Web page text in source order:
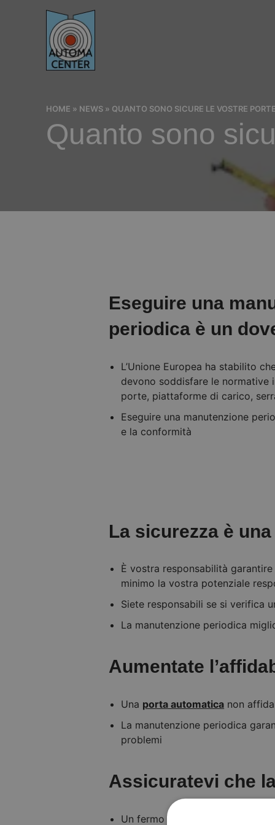
HOME » NEWS » QUANTO SONO SICURE LE VOSTRE
Quanto sono
Eseguire una
periodica è un
L’Unione Europea ha stabilito
devono soddisfare le normative
porte, piattaforme di carico,
Eseguire una manutenzione
e la conformità
La sicurezza è
È vostra responsabilità
minimo la vostra potenziale
Siete responsabili se si verifica
La manutenzione periodica
Aumentate
Una porta automatica non
La manutenzione periodica
problemi
Assicuratevi che
Un fermo impianto è molto